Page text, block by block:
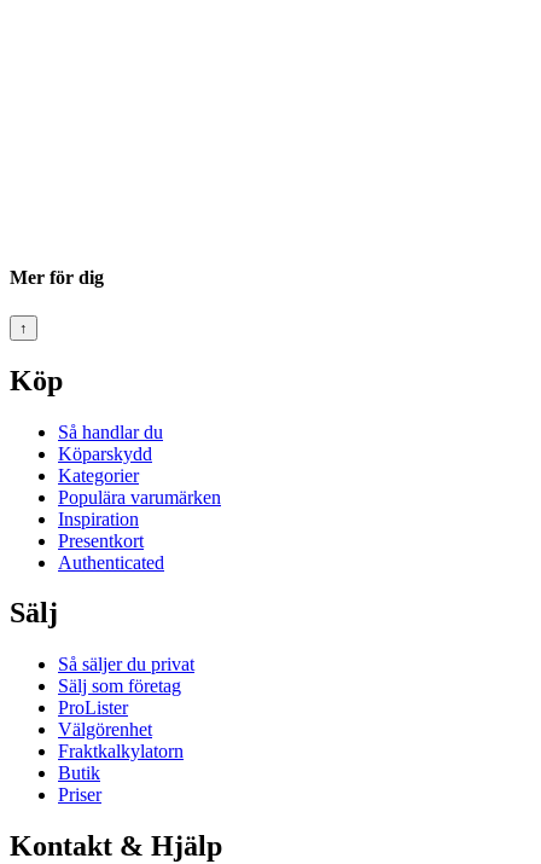
Mer för dig
↑
Köp
Så handlar du
Köparskydd
Kategorier
Populära varumärken
Inspiration
Presentkort
Authenticated
Sälj
Så säljer du privat
Sälj som företag
ProLister
Välgörenhet
Fraktkalkylatorn
Butik
Priser
Kontakt & Hjälp